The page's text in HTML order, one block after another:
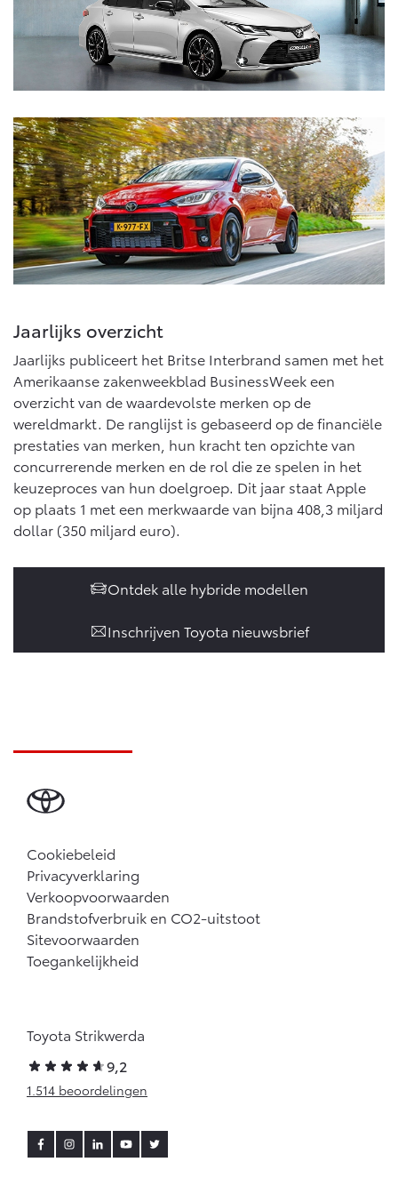
Proace (excl. BTW)
OOK ALS BATTERIJ-
Vanaf € 37.500,-
Proace Verso
BATTERIJ-ELEKTRISCH
Vanaf € 55.950,-
Proace Max (excl. BTW)
OOK ALS BATTERIJ-
Vanaf € 46.301,-
Hilux (excl. BTW)
OOK ALS BATTERIJ-
Vanaf € 56.570,-
Land Cruiser (excl. BTW)
Jaarlijks overzicht
Jaarlijks publiceert het Britse Interbrand samen met het
Amerikaanse zakenweekblad BusinessWeek een
overzicht van de waardevolste merken op de
wereldmarkt. De ranglijst is gebaseerd op de financiële
prestaties van merken, hun kracht ten opzichte van
concurrerende merken en de rol die ze spelen in het
keuzeproces van hun doelgroep. Dit jaar staat Apple
op plaats 1 met een merkwaarde van bijna 408,3 miljard
dollar (350 miljard euro).
Ontdek alle hybride modellen
Inschrijven Toyota nieuwsbrief
Cookiebeleid
Privacyverklaring
Verkoopvoorwaarden
Brandstofverbruik en CO2-uitstoot
Sitevoorwaarden
Toegankelijkheid
Toyota Strikwerda
9,2
1.514 beoordelingen